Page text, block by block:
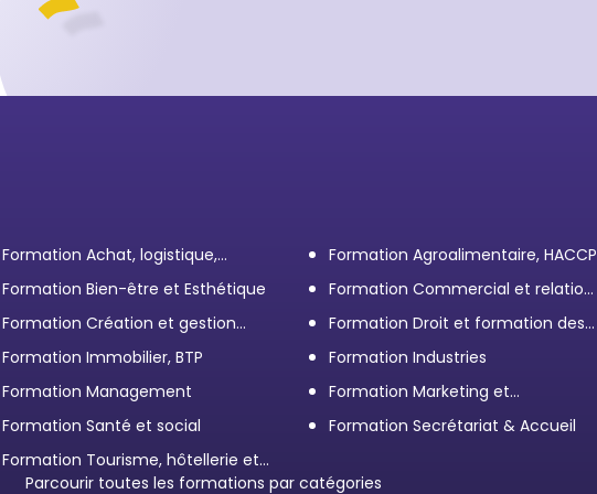
d’audit
Formation Achat, logistique,
transport
Formation Agroalimentaire, HACCP
Formation Bien-être et Esthétique
Formation Commercial et relation
client
Formation Création et gestion
d'entreprise
Formation Droit et formation des
Élus
Formation Immobilier, BTP Formation Industries
Formation Management
Formation Marketing et
Communication d'entreprise
Formation Santé et social Formation Secrétariat & Accueil
Formation Tourisme, hôtellerie et
restauration
Parcourir toutes les formations par catégories